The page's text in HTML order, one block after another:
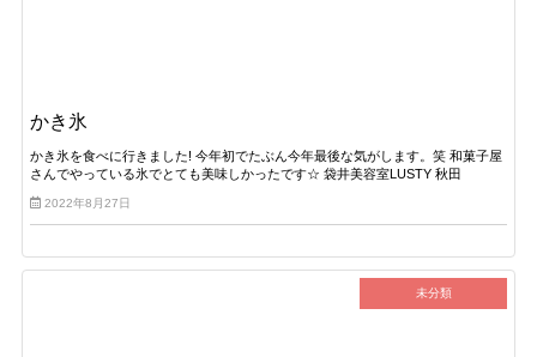
かき氷
かき氷を食べに行きました! 今年初でたぶん今年最後な気がします。笑 和菓子屋
さんでやっている氷でとても美味しかったです☆ 袋井美容室LUSTY 秋田
2022年8月27日
未分類